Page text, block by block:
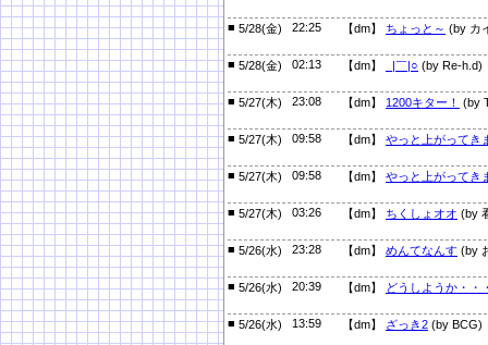
■ 5/28(金) 22:25 【dm】 ちょっと～ (by カ
■ 5/28(金) 02:13 【dm】 _|￣|○ (by Re-h.d)
■ 5/27(木) 23:08 【dm】 1200キター！ (by
■ 5/27(木) 09:58 【dm】 やっと上がってき
■ 5/27(木) 09:58 【dm】 やっと上がってき
■ 5/27(木) 03:26 【dm】 ちくしょオオ (by
■ 5/26(水) 23:28 【dm】 めんてなんす (by
■ 5/26(水) 20:39 【dm】 どうしようか・・
■ 5/26(水) 13:59 【dm】 ざっき2 (by BCG)